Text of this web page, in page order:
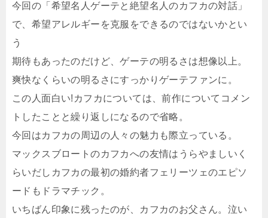
今回の「希望名人ゲーテと絶望名人のカフカの対話」
で、希望アレルギーを克服をできるのではないかとい
う
期待もあったのだけど、ゲーテの明るさは想像以上。
爽快なくらいの明るさにすっかりゲーテファンに。
この人面白い!カフカについては、前作についてコメン
トしたことと繰り返しになるので省略。
今回はカフカの周辺の人々の魅力も際立っている。
マックスブロートのカフカへの友情はうらやましいく
らいだしカフカの最初の婚約者フェリーツェのエピソ
ードもドラマチック。
いちばん印象に残ったのが、カフカのお父さん。泣い